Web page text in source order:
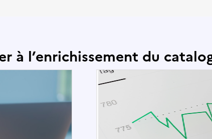
à l’enrichissement du